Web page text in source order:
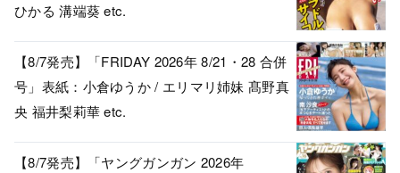
ひかる 溝端葵 etc.
【8/7発売】「FRIDAY 2026年 8/21・28 合併
号」表紙：小倉ゆうか / エリマリ姉妹 髙野真
央 福井梨莉華 etc.
【8/7発売】「ヤングガンガン 2026年